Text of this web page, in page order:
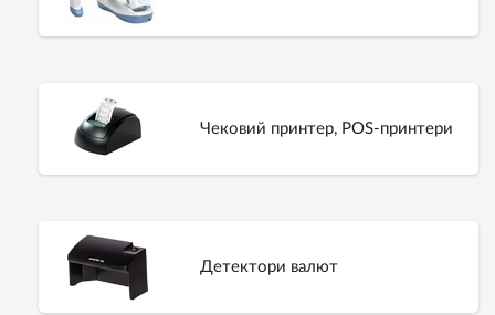
Чековий принтер, POS-принтери
Детектори валют